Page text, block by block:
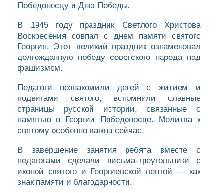
Победоносцу и Дню Победы.
В 1945 году праздник Светлого Христова
Воскресения совпал с днем памяти святого
Георгия. Этот великий праздник ознаменовал
долгожданную победу советского народа над
фашизмом.
Педагоги познакомили детей с житием и
подвигами святого, вспомнили славные
страницы русской истории, связанные с
памятью о Георгии Победоносце. Молитва к
святому особенно важна сейчас.
В завершение занятия ребята вместе с
педагогами сделали письма-треугольники с
иконой святого и Георгиевской лентой — как
знак памяти и благодарности.